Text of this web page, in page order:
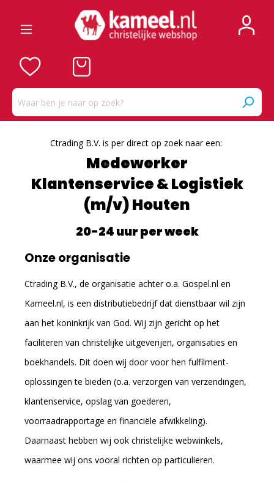
Ctrading B.V. is per direct op zoek naar een:
Medewerker
Klantenservice & Logistiek
(m/v) Houten
20-24 uur per week
Onze organisatie
Ctrading B.V., de organisatie achter o.a. Gospel.nl en
Kameel.nl, is een distributiebedrijf dat dienstbaar wil zijn
aan het koninkrijk van God. Wij zijn gericht op het
faciliteren van christelijke uitgeverijen, organisaties en
boekhandels. Dit doen wij door voor hen fulfilment-
oplossingen te bieden (o.a. verzorgen van verzendingen,
klantenservice, opslag van goederen,
voorraadrapportage en financiële afwikkeling).
Daarnaast hebben wij ook christelijke webwinkels,
waarmee wij ons vooral richten op particulieren.